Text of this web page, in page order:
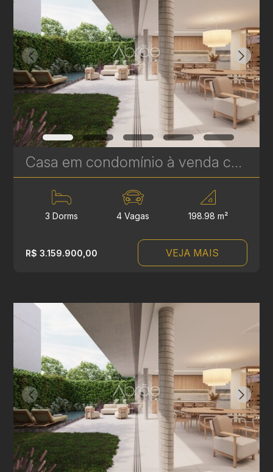
Casa em condomínio à venda com 3 suítes em Campina do Siqueira - 312,44 m² - Casa Áurea | Ref. 1770
3 Dorms 4 Vagas 198.98 m²
R$ 3.159.900,00 VEJA MAIS